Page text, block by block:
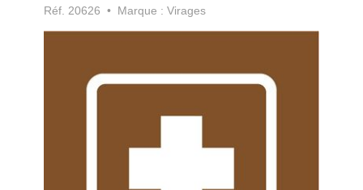
Réf. 20626 • Marque : Virages